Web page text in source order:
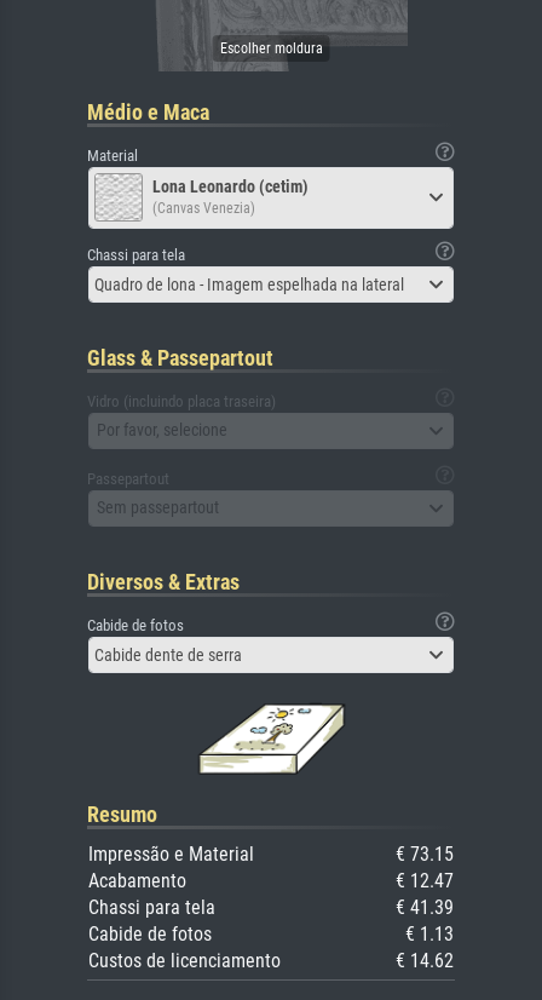
Médio e Maca
Material
Lona Leonardo (cetim)
(Canvas Venezia)
Chassi para tela
Quadro de lona - Imagem espelhada na lateral
Glass & Passepartout
Vidro (incluindo placa traseira)
Por favor, selecione
Passepartout
Sem passepartout
Diversos & Extras
Cabide de fotos
Cabide dente de serra
Resumo
Impressão e Material
€ 73.15
Acabamento
€ 12.47
Chassi para tela
€ 41.39
Cabide de fotos
€ 1.13
Custos de licenciamento
€ 14.62